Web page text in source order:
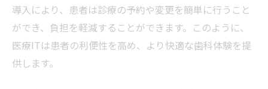
診療の効率化と患者満足度の向上
IT活用による診療の透明性と説明責任
地域における診療スタイルの変化
導入により、患者は診療の予約や変更を簡単に行うこと
ができ、負担を軽減することができます。このように、
医療ITは患者の利便性を高め、より快適な歯科体験を提
供します。